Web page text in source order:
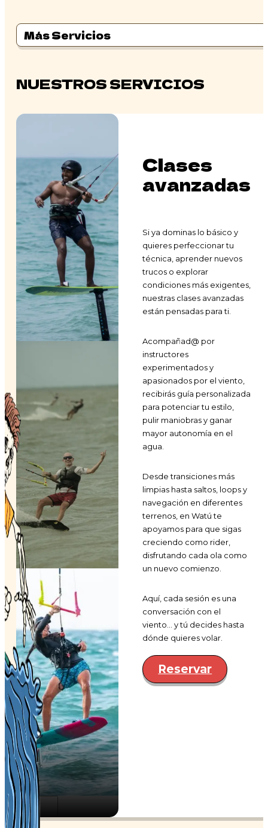
Más Servicios
NUESTROS SERVICIOS
Clases
avanzadas
Si ya dominas lo básico y
quieres perfeccionar tu
técnica, aprender nuevos
trucos o explorar
condiciones más exigentes,
nuestras clases avanzadas
están pensadas para ti.
Acompañad@ por
instructores
experimentados y
apasionados por el viento,
recibirás guía personalizada
para potenciar tu estilo,
pulir maniobras y ganar
mayor autonomía en el
agua.
Desde transiciones más
limpias hasta saltos, loops y
navegación en diferentes
terrenos, en Watú te
apoyamos para que sigas
creciendo como rider,
disfrutando cada ola como
un nuevo comienzo.
Aquí, cada sesión es una
conversación con el
viento… y tú decides hasta
dónde quieres volar.
Reservar